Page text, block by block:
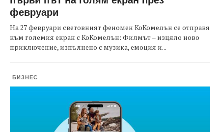
февруари
На 27 февруари световният феномен КоКомелън се отправя
към големия екран с КоКомелън: Филмът – изцяло ново
приключение, изпълнено с музика, емоция и...
БИЗНЕС